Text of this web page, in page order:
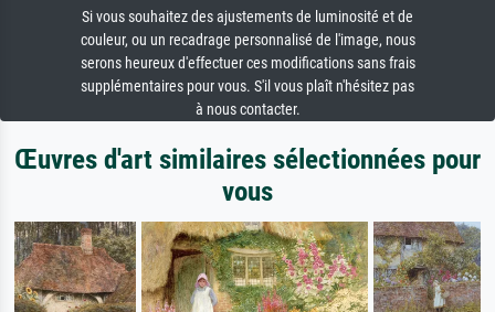
Si vous souhaitez des ajustements de luminosité et de
couleur, ou un recadrage personnalisé de l'image, nous
serons heureux d'effectuer ces modifications sans frais
supplémentaires pour vous. S'il vous plaît n'hésitez pas
à nous contacter.
Œuvres d'art similaires sélectionnées pour
vous